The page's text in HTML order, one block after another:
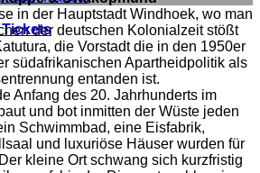
in der Hauptstadt Windhoek, wo man
der deutschen Kolonialzeit stößt
die Vorstadt die in den 1950er
südafrikanischen Apartheidpolitik als
entanden ist.
Anfang des 20. Jahrhunderts im
und bot inmitten der Wüste jeden
Schwimmbad, eine Eisfabrik,
und luxuriöse Häuser wurden für
kleine Ort schwang sich kurzfristig